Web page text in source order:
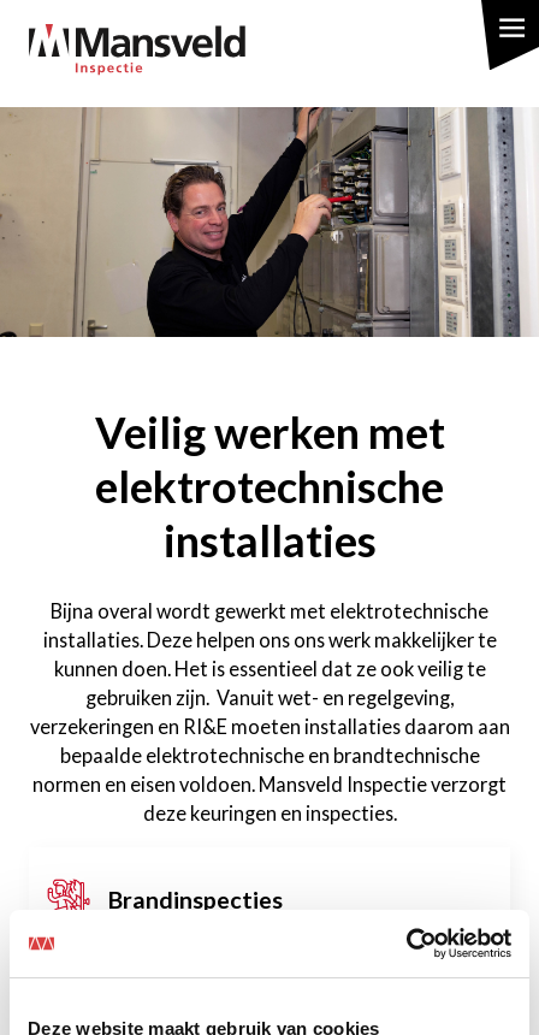
Deze website maakt gebruik van cookies
gaan
Veilig werken met
elektrotechnische
installaties
Bijna overal wordt gewerkt met elektrotechnische
installaties. Deze helpen ons ons werk makkelijker te
kunnen doen. Het is essentieel dat ze ook veilig te
gebruiken zijn. Vanuit wet- en regelgeving,
verzekeringen en RI&E moeten installaties daarom aan
bepaalde elektrotechnische en brandtechnische
normen en eisen voldoen. Mansveld Inspectie verzorgt
deze keuringen en inspecties.
Brandinspecties
NEN 3140 arbeidsmiddelen